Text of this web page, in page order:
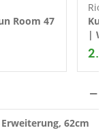
Room 47
Rion
|
62cm